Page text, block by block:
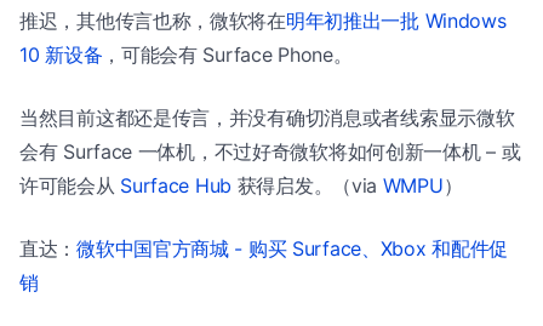
推迟，其他传言也称，微软将在明年初推出一批 Windows
10 新设备 ，可能会有 Surface Phone。
当然目前这都还是传言，并没有确切消息或者线索显示微软
会有 Surface 一体机，不过好奇微软将如何创新一体机 – 或
许可能会从 Surface Hub 获得启发。（via WMPU）
直达：微软中国官方商城 - 购买 Surface、Xbox 和配件促
销